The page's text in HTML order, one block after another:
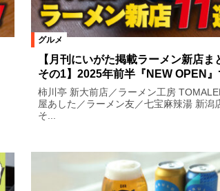
グルメ
【月刊にいがた掲載ラーメン新店ま
その1】2025年前半『NEW OPEN
柿川亭 新大前店／ラーメン工房
屋あした／ラーメン友／七宝麻辣湯 新潟
そ...